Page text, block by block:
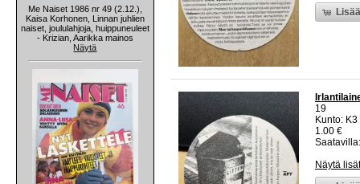
Me Naiset 1986 nr 49 (2.12.),
Kaisa Korhonen, Linnan juhlien
naiset, joululahjoja, huippuneuleet
- Krizian, Aarikka mainos
Näytä
19
Kunto:
1.00 €
Näytä